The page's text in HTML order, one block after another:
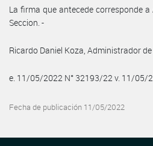
La firma que antecede corresponde
Seccion. -
Ricardo Daniel Koza, Administrador
e. 11/05/2022 N° 32193/22 v. 11/05/
Fecha de publicación 11/05/2022